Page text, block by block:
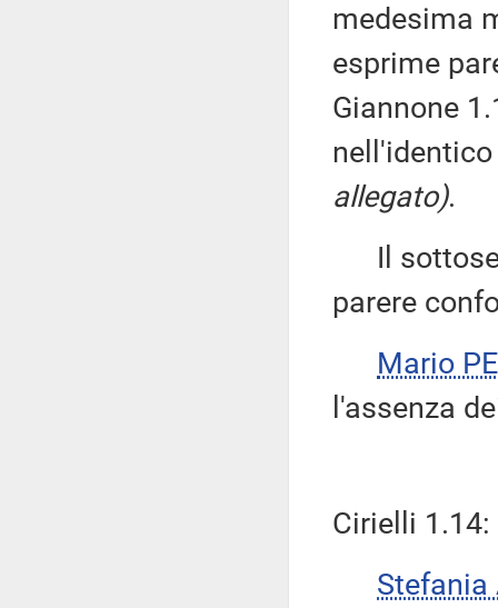
medesima
esprime
Giannone
allegato).
Il
parere
Mario
l'assenza
Cirielli
Stefania